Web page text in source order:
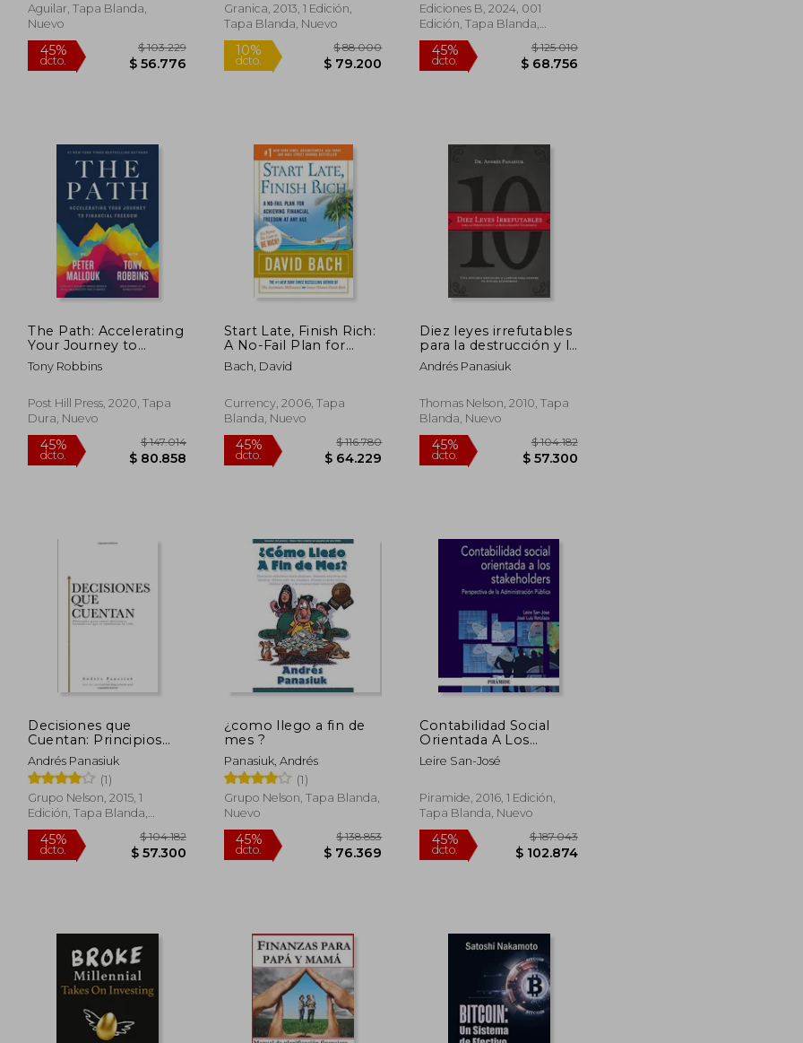
Aguilar, Tapa Blanda,
Nuevo
45%
Granica, 2013, 1 Edición,
Tapa Blanda, Nuevo
10%
Ediciones B, 2024, 001
Edición, Tapa Blanda,
Nuevo
45%
169.112
The Path: Accelerating
Your Journey to
Financial Freedom (en
Inglés)
Tony Robbins
Post Hill Press, 2020, Tapa
Dura, Nuevo
45%
dcto.
$ 147.014
$ 80.858
Start Late, Finish Rich:
A No-Fail Plan for
Achieving Financial
Freedom at any age
Bach, David
Currency, 2006, Tapa
Blanda, Nuevo
45% $ 116.780
$ 64.229
Diez leyes irrefutables
para la destrucción y la
restauración
económica: Una
cambiar para siempre
tu futuro económico
Andrés Panasiuk
Thomas Nelson, 2010, Tapa
Blanda, Nuevo
45%
dcto.
Decisiones que
Cuentan: Principios
Para Tomar Decisiones
Económicas que te
Cambiarán la Vida
Andrés Panasiuk
(1)
Grupo Nelson, 2015, 1
Edición, Tapa Blanda,
Nuevo
¿como llego a fin de
mes ?
Panasiuk, Andrés
(1)
Grupo Nelson, Tapa Blanda,
Nuevo
Contabilidad Social
Orientada A Los
Stakeholders.
Perspectiva De La
(Economía Y
Empresa)
Leire San-José
Piramide, 2016, 1 Edición,
Tapa Blanda, Nuevo